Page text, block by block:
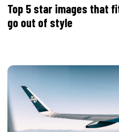
Top 5 star images that
go out of style